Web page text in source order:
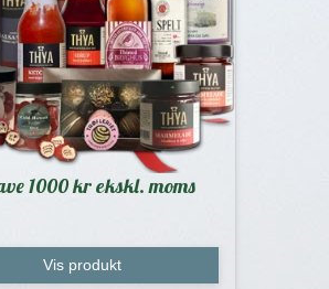
1000 kr ekskl. moms
Vis produkt